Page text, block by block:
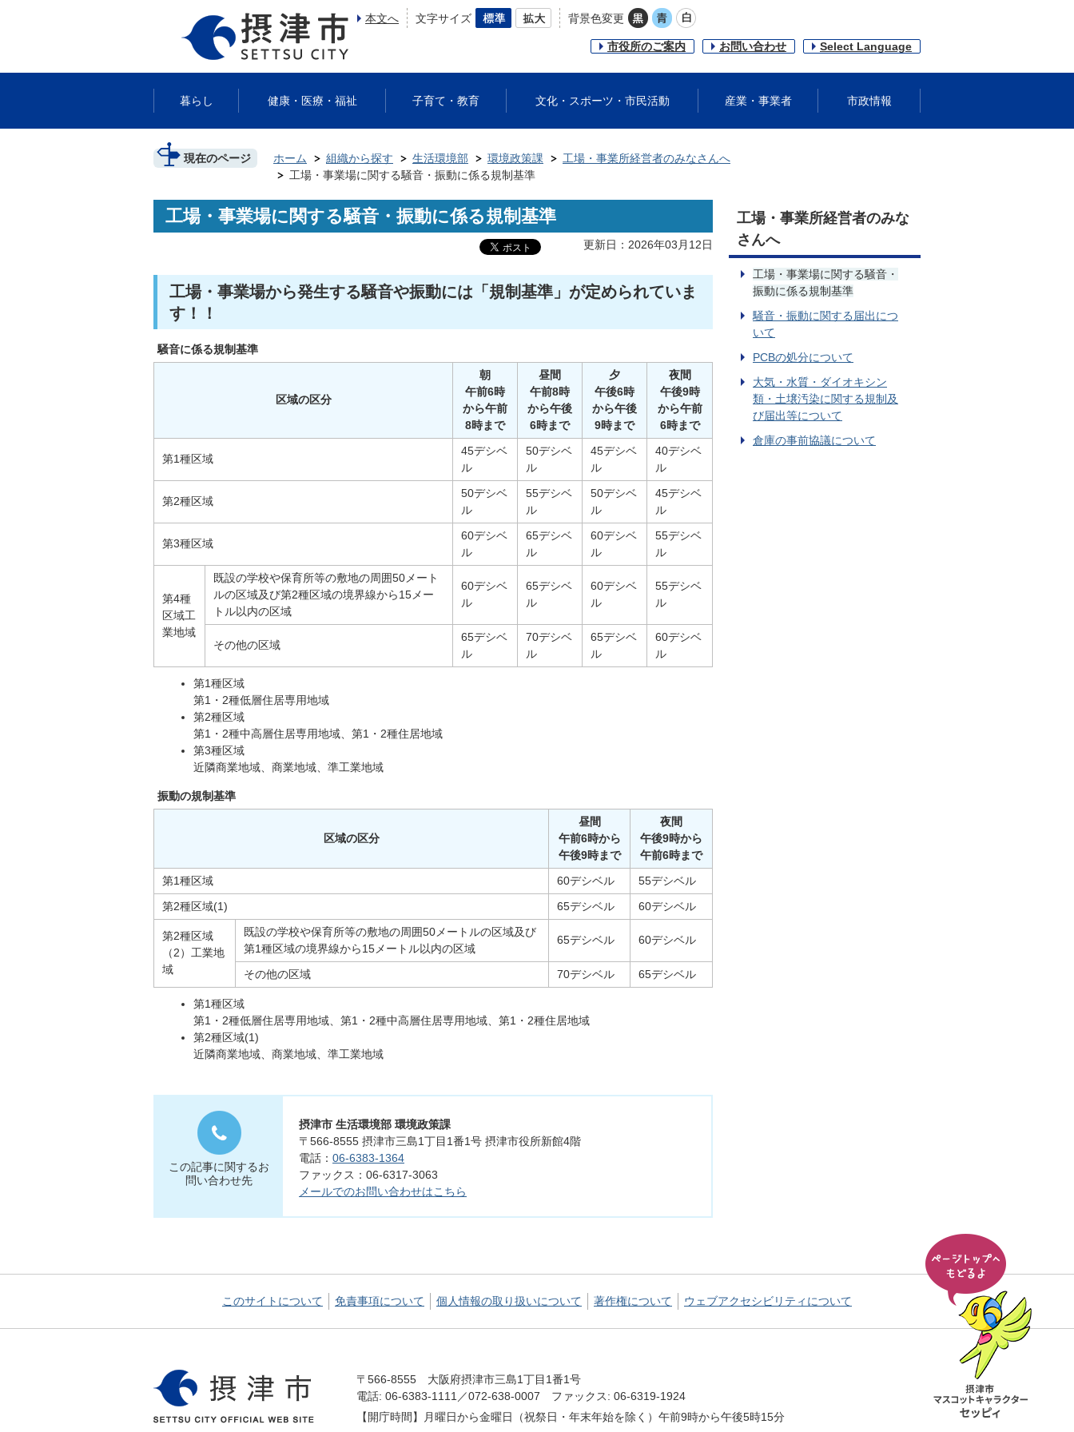
本文へ 文字サイズ 背景色変更
市役所のご案内 お問い合わせ Select Language
暮らし 健康・医療・福祉 子育て・教育 文化・スポーツ・市民活動 産業・事業者 市政情報
現在のページ ホーム 組織から探す 生活環境部 環境政策課
工場・事業所経営者のみなさんへ
工場・事業場に関する騒音・振動に係る規制基準
工場・事業場に関する騒音・振動に係る規制基準
更新日：2026年03月12日
工場・事業場から発生する騒音や振動には「規制基準」が定められていま
す！！
騒音に係る規制基準
区域の区分
朝
午前6時
から午前
8時まで
昼間
午前8時
から午後
6時まで
夕
午後6時
から午後
9時まで
夜間
午後9時
から午前
6時まで
第1種区域
45デシベ
ル
50デシベ
ル
45デシベ
ル
40デシベ
ル
第2種区域
50デシベ
ル
55デシベ
ル
50デシベ
ル
45デシベ
ル
第3種区域
60デシベ
ル
65デシベ
ル
60デシベ
ル
55デシベ
ル
第4種
区域工
業地域
既設の学校や保育所等の敷地の周囲50メート
ルの区域及び第2種区域の境界線から15メー
トル以内の区域
60デシベ
ル
65デシベ
ル
60デシベ
ル
55デシベ
ル
その他の区域
65デシベ
ル
70デシベ
ル
65デシベ
ル
60デシベ
ル
第1種区域
第1・2種低層住居専用地域
第2種区域
第1・2種中高層住居専用地域、第1・2種住居地域
第3種区域
近隣商業地域、商業地域、準工業地域
振動の規制基準
区域の区分
昼間
午前6時から
午後9時まで
夜間
午後9時から
午前6時まで
第1種区域
60デシベル
55デシベル
第2種区域(1)
65デシベル 60デシベル
第2種区域
（2）工業地
域
既設の学校や保育所等の敷地の周囲50メートルの区域及び
第1種区域の境界線から15メートル以内の区域
65デシベル 60デシベル
その他の区域 70デシベル 65デシベル
第1種区域
第1・2種低層住居専用地域、第1・2種中高層住居専用地域、第1・2種住居地域
第2種区域(1)
近隣商業地域、商業地域、準工業地域
この記事に関するお
問い合わせ先
摂津市 生活環境部 環境政策課
〒566-8555 摂津市三島1丁目1番1号 摂津市役所新館4階
電話： 06-6383-1364
ファックス：06-6317-3063
メールでのお問い合わせはこちら
工場・事業所経営者のみな
さんへ
工場・事業場に関する騒音・
振動に係る規制基準
騒音・振動に関する届出につ
いて
PCBの処分について
大気・水質・ダイオキシン
類・土壌汚染に関する規制及
び届出等について
倉庫の事前協議について
このサイトについて 免責事項について 個人情報の取り扱いについて 著作権について ウェブアクセシビリティについて
〒566-8555 大阪府摂津市三島1丁目1番1号
電話: 06-6383-1111／072-638-0007 ファックス: 06-6319-1924
【開庁時間】月曜日から金曜日（祝祭日・年末年始を除く）午前9時から午後5時15分